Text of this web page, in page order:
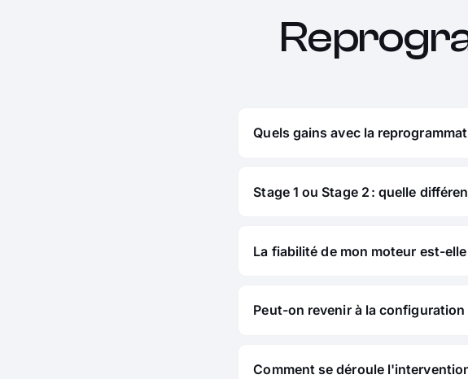
Quels gains avec la
Stage 1 ou Stage 2 : quelle
La fiabilité de mon moteur est-elle
Peut-on revenir à la configuration
Comment se déroule